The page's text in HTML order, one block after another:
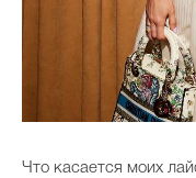
Что касается моих